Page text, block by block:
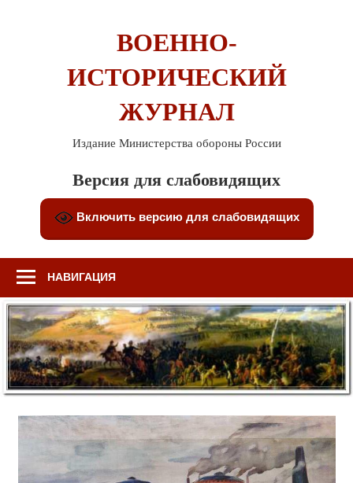
ВОЕННО-
ИСТОРИЧЕСКИЙ
ЖУРНАЛ
Издание Министерства обороны России
Версия для слабовидящих
Включить версию для слабовидящих
НАВИГАЦИЯ